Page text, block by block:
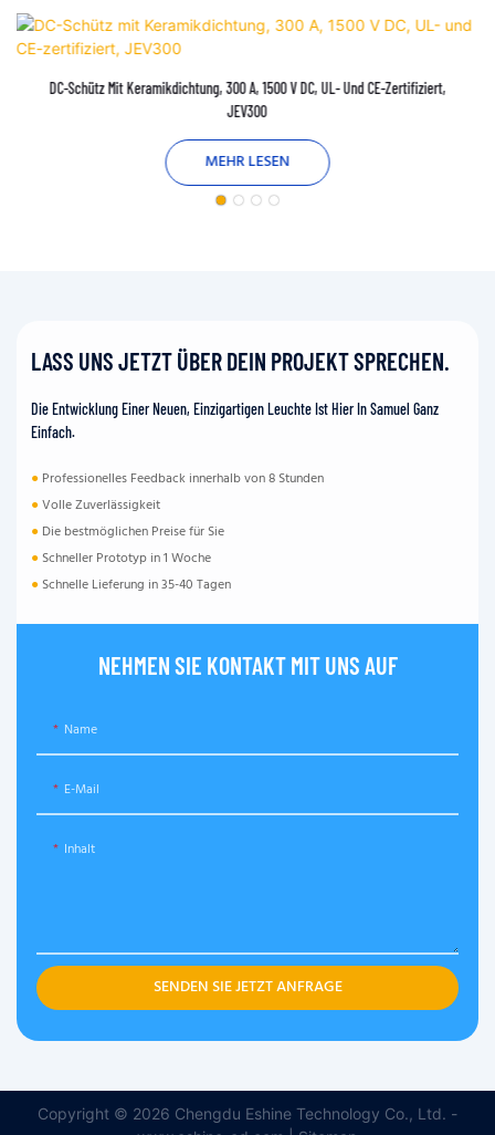
DC-Schütz Mit Keramikdichtung, 300 A, 1500 V DC, UL- Und CE-Zertifiziert,
JEV300
MEHR LESEN
LASS UNS JETZT ÜBER DEIN PROJEKT SPRECHEN.
Die Entwicklung Einer Neuen, Einzigartigen Leuchte Ist Hier In Samuel Ganz
Einfach.
● Professionelles Feedback innerhalb von 8 Stunden
●Volle Zuverlässigkeit
● Die bestmöglichen Preise für Sie
● Schneller Prototyp in 1 Woche
● Schnelle Lieferung in 35-40 Tagen
NEHMEN SIE KONTAKT MIT UNS AUF
Name
E-Mail
Inhalt
SENDEN SIE JETZT ANFRAGE
Copyright © 2026 Chengdu Eshine Technology Co., Ltd. -